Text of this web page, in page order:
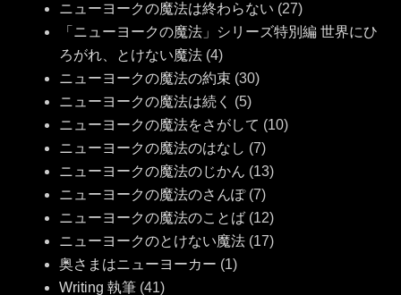
ニューヨークの魔法は終わらない (27)
「ニューヨークの魔法」シリーズ特別編 世界にひ
ろがれ、とけない魔法(4)
ニューヨークの魔法の約束 (30)
ニューヨークの魔法は続く
(5)
ニューヨークの魔法をさがして (10)
ニューヨークの魔法のはなし (7)
ニューヨークの魔法のじかん (13)
ニューヨークの魔法のさんぽ(7)
ニューヨークの魔法のことば(12)
ニューヨークのとけない魔法(17)
奥さまはニューヨーカー (1)
Writing 執筆(41)